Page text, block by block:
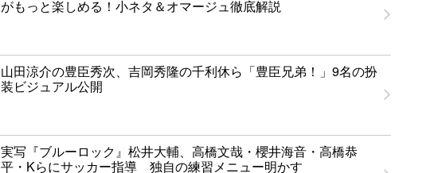
がもっと楽しめる！小ネタ＆オマージュ徹底解説
山田涼介の豊臣秀次、吉岡秀隆の千利休ら「豊臣兄弟！」9名の扮
装ビジュアル公開
実写『ブルーロック』松井大輔、高橋文哉・櫻井海音・高橋恭
平・Kらにサッカー指導 独自の練習メニュー明かす